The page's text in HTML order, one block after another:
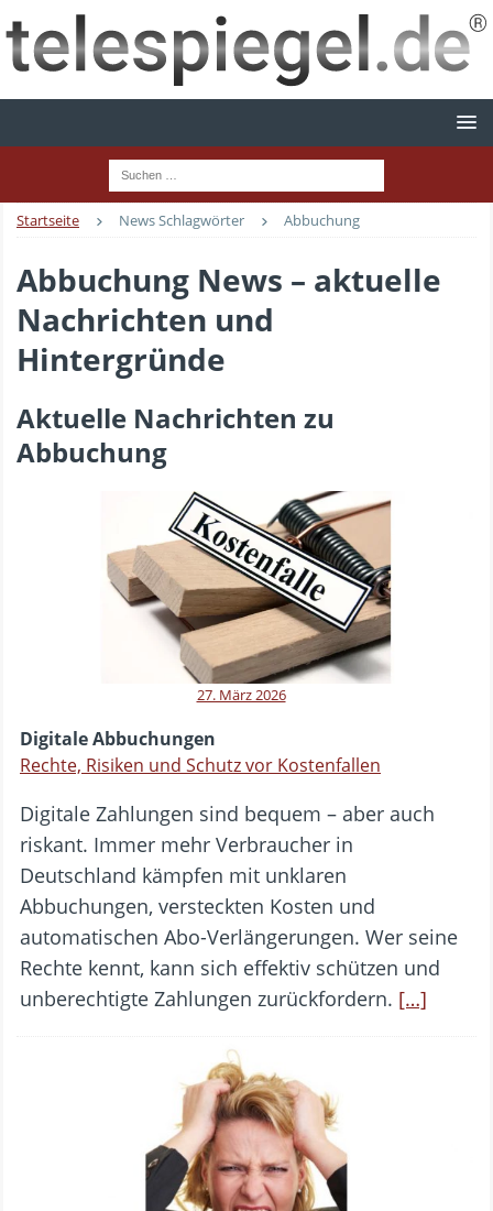
Startseite News Schlagwörter Abbuchung
Abbuchung News – aktuelle
Nachrichten und
Hintergründe
Aktuelle Nachrichten zu
Abbuchung
27. März 2026
Digitale Abbuchungen
Rechte, Risiken und Schutz vor Kostenfallen
Digitale Zahlungen sind bequem – aber auch
riskant. Immer mehr Verbraucher in
Deutschland kämpfen mit unklaren
Abbuchungen, versteckten Kosten und
automatischen Abo-Verlängerungen. Wer seine
Rechte kennt, kann sich effektiv schützen und
unberechtigte Zahlungen zurückfordern. […]